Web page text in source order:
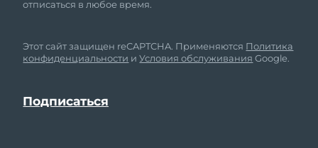
отписаться в любое время.
Этот сайт защищен reCAPTCHA. Применяются Политика
конфиденциальности иУсловия обслуживания Google.